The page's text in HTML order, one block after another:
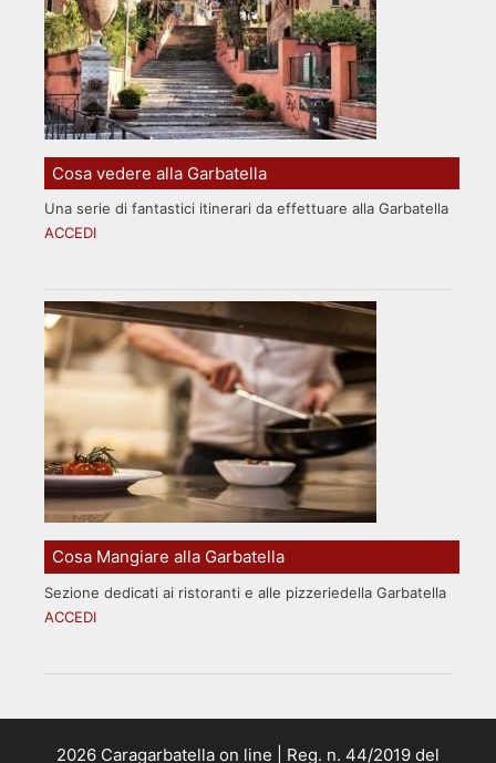
Cosa vedere alla Garbatella
Una serie di fantastici itinerari da effettuare alla Garbatella
ACCEDI
Cosa Mangiare alla Garbatella
Sezione dedicati ai ristoranti e alle pizzeriedella Garbatella
ACCEDI
2026 Caragarbatella on line | Reg. n. 44/2019 del